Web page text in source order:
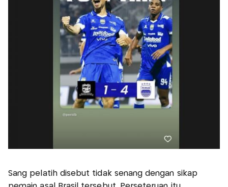
Sang pelatih disebut tidak senang dengan sikap